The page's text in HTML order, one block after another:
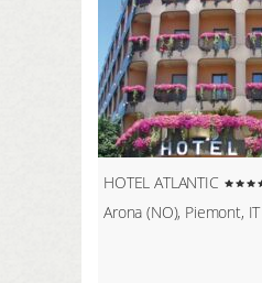
HOTEL ATLANTIC
Arona (NO), Piemont, IT